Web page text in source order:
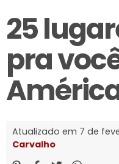
25
pra
Atualizado em 7 de
Carvalho